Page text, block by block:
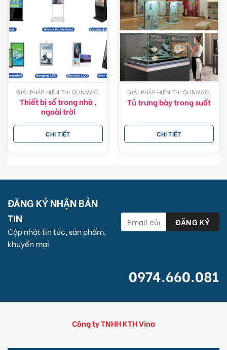
GIẢI PHÁP HIỂN THỊ QUNMAO.
Thiết bị số trong nhà ,
ngoài trời
CHI TIẾT
GIẢI PHÁP HIỂN THỊ QUNMAO.
Tủ trưng bày trong suốt
CHI TIẾT
ĐĂNG KÝ NHẬN BẢN
TIN
Cập nhật tin tức, sản phẩm,
khuyến mại
0974.660.081
Công ty TNHH KTH Vina